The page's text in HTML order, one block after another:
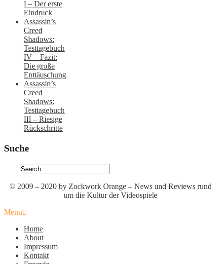
I – Der erste
Eindruck
Assassin’s
Creed
Shadows:
Testtagebuch
IV – Fazit:
Die große
Enttäuschung
Assassin’s
Creed
Shadows:
Testtagebuch
III – Riesige
Rückschritte
Suche
© 2009 – 2020 by Zockwork Orange – News und Reviews rund
um die Kultur der Videospiele
Menu
Home
About
Impressum
Kontakt